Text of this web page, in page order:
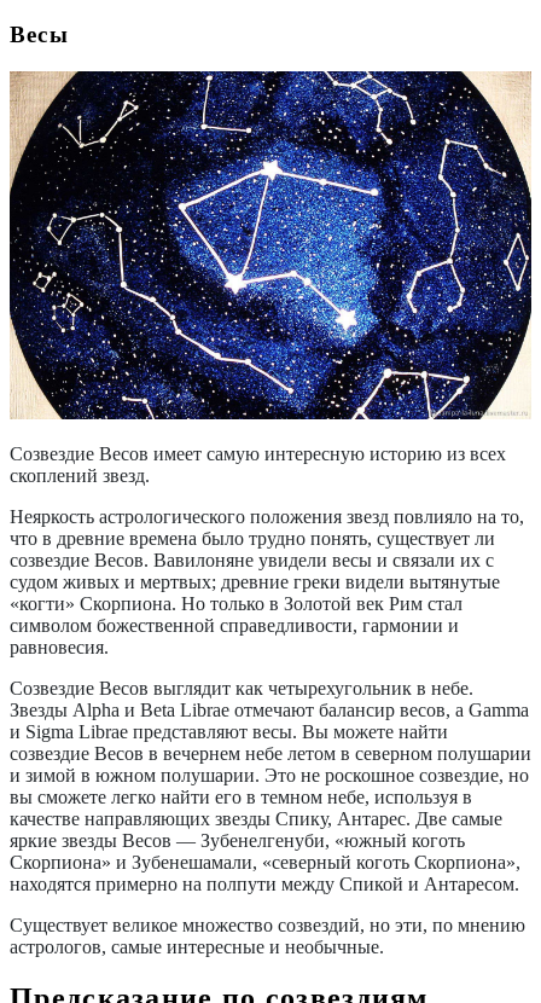
Весы
Созвездие Весов имеет самую интересную историю из всех
скоплений звезд.
Неяркость астрологического положения звезд повлияло на то,
что в древние времена было трудно понять, существует ли
созвездие Весов. Вавилоняне увидели весы и связали их с
судом живых и мертвых; древние греки видели вытянутые
«когти» Скорпиона. Но только в Золотой век Рим стал
символом божественной справедливости, гармонии и
равновесия.
Созвездие Весов выглядит как четырехугольник в небе.
Звезды Alpha и Beta Librae отмечают балансир весов, а Gamma
и Sigma Librae представляют весы. Вы можете найти
созвездие Весов в вечернем небе летом в северном полушарии
и зимой в южном полушарии. Это не роскошное созвездие, но
вы сможете легко найти его в темном небе, используя в
качестве направляющих звезды Спику, Антарес. Две самые
яркие звезды Весов — Зубенелгенуби, «южный коготь
Скорпиона» и Зубенешамали, «северный коготь Скорпиона»,
находятся примерно на полпути между Спикой и Антаресом.
Существует великое множество созвездий, но эти, по мнению
астрологов, самые интересные и необычные.